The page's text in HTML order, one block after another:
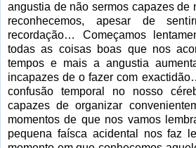
angustia de não sermos capazes de
reconhecemos, apesar de
recordação… Começamos
todas as coisas boas que nos
tempos e mais a angustia
incapazes de o fazer com
confusão temporal no nosso
capazes de organizar
momentos de que nos vamos
pequena faísca acidental nos faz